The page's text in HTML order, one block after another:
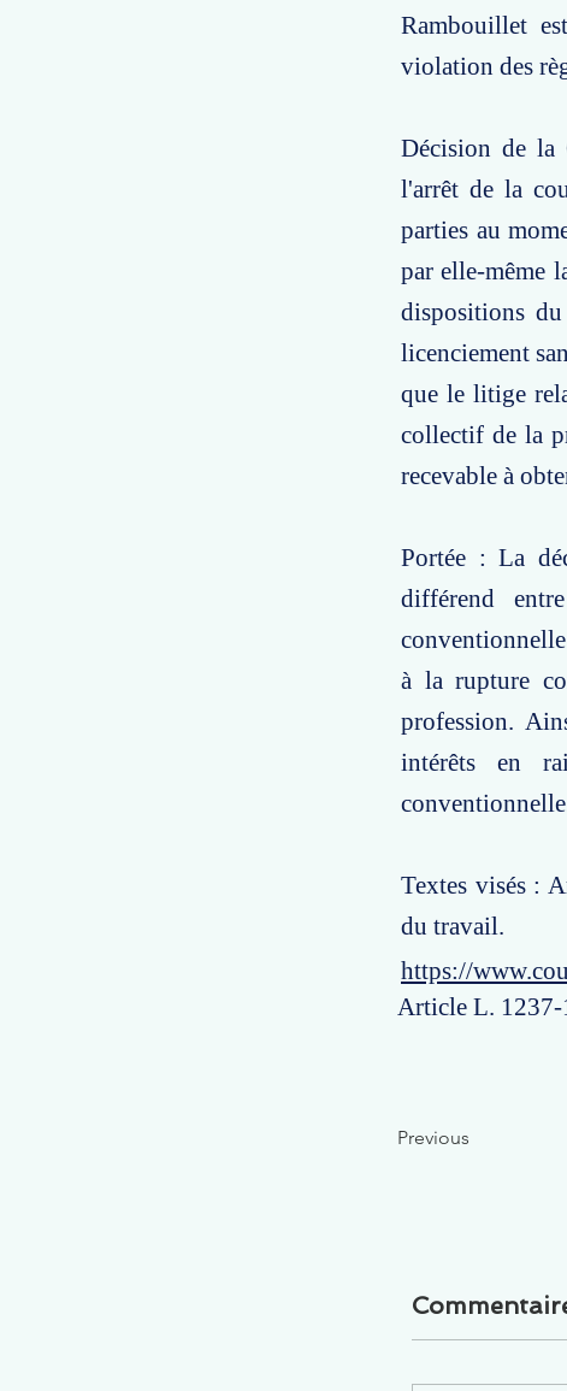
Rambouillet
violation des
Décision de la
l'arrêt de la
parties au
par elle-même
dispositions
licenciement
que le litige
collectif de la
recevable à
Portée : La
différend
à la rupture
profession.
intérêts en
Textes visés :
du travail.
https://
Article L. 1237-
Previous